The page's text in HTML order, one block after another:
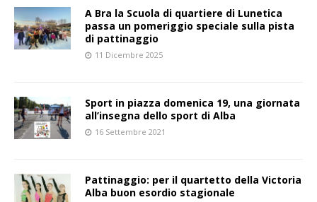
A Bra la Scuola di quartiere di Lunetica
passa un pomeriggio speciale sulla pista
di pattinaggio
11 Dicembre 2025
Sport in piazza domenica 19, una giornata
all’insegna dello sport di Alba
16 Settembre 2021
Pattinaggio: per il quartetto della Victoria
Alba buon esordio stagionale